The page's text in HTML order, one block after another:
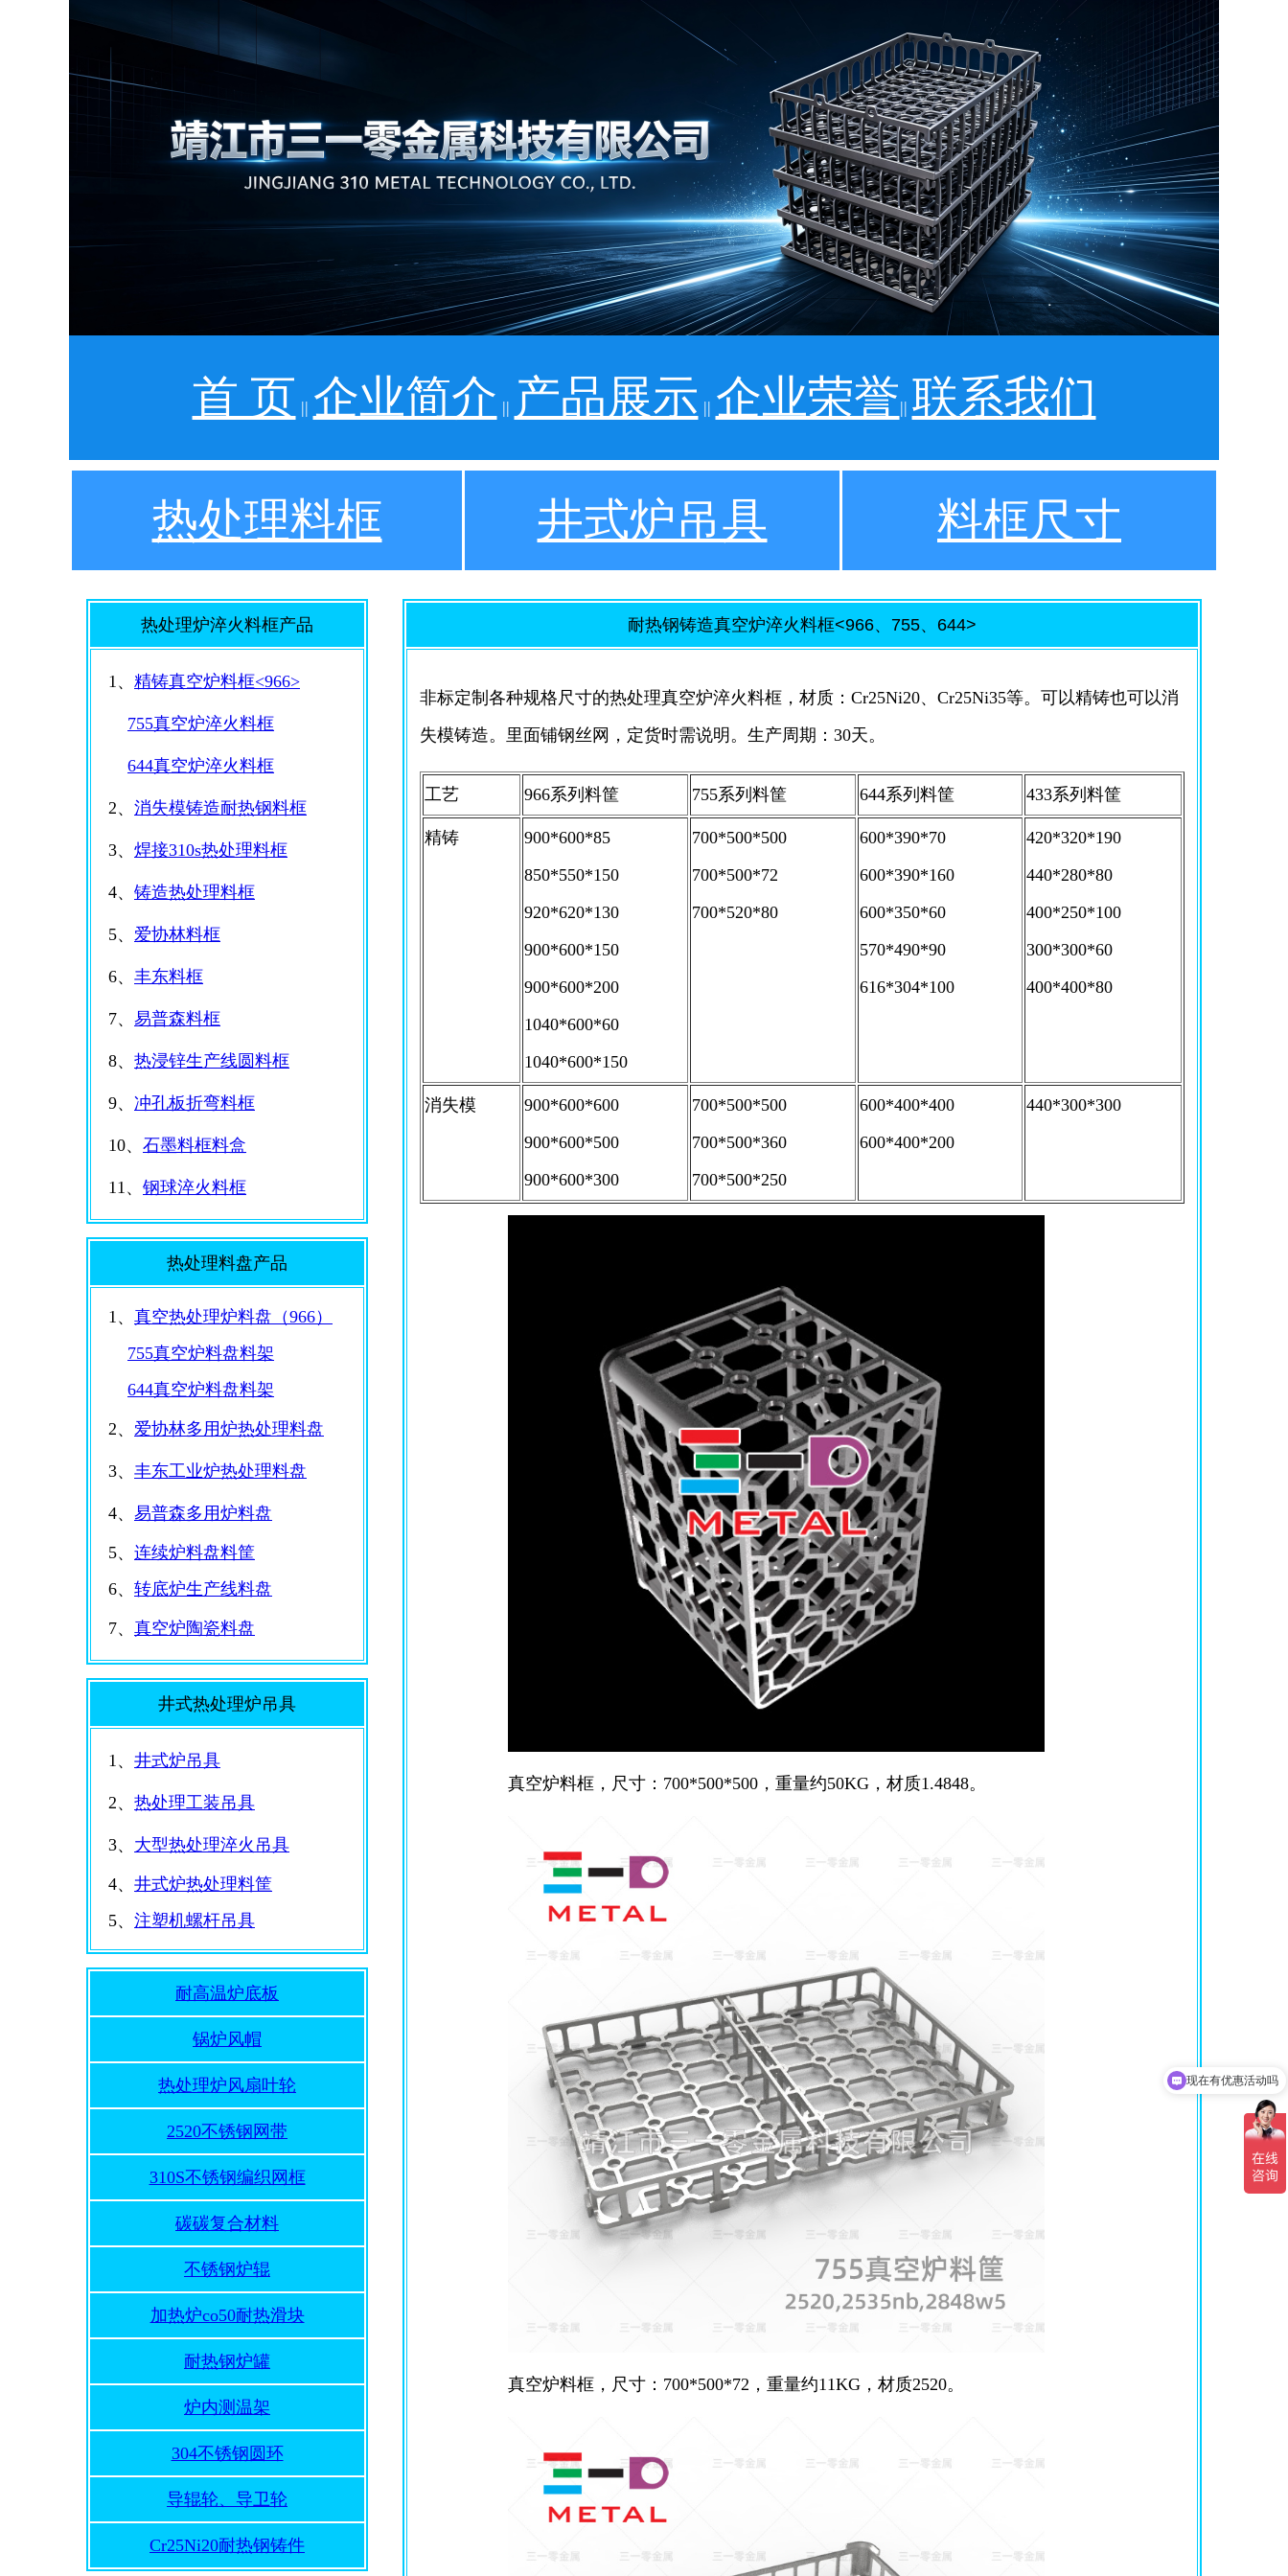
首 页 || 企业简介 || 产品展示 || 企业荣誉|| 联系我们
热处理料框 井式炉吊具 料框尺寸
热处理炉淬火料框产品
1、 精铸真空炉料框<966>
755真空炉淬火料框
644真空炉淬火料框
2、 消失模铸造耐热钢料框
3、 焊接310s热处理料框
4、 铸造热处理料框
5、 爱协林料框
6、 丰东料框
7、 易普森料框
8、 热浸锌生产线圆料框
9、 冲孔板折弯料框
10、 石墨料框料盒
11、 钢球淬火料框
热处理料盘产品
1、 真空热处理炉料盘（966）
755真空炉料盘料架
644真空炉料盘料架
2、 爱协林多用炉热处理料盘
3、 丰东工业炉热处理料盘
4、 易普森多用炉料盘
5、 连续炉料盘料筐
6、 转底炉生产线料盘
7、 真空炉陶瓷料盘
井式热处理炉吊具
1、 井式炉吊具
2、 热处理工装吊具
3、 大型热处理淬火吊具
4、 井式炉热处理料筐
5、 注塑机螺杆吊具
耐高温炉底板
锅炉风帽
热处理炉风扇叶轮
2520不锈钢网带
310S不锈钢编织网框
碳碳复合材料
不锈钢炉辊
加热炉co50耐热滑块
耐热钢炉罐
炉内测温架
304不锈钢圆环
导辊轮、导卫轮
Cr25Ni20耐热钢铸件
耐热钢铸造真空炉淬火料框<966、755、644>
非标定制各种规格尺寸的热处理真空炉淬火料框，材质：Cr25Ni20、Cr25Ni35等。可以精铸也可以消
失模铸造。里面铺钢丝网，定货时需说明。生产周期：30天。
工艺 966系列料筐 755系列料筐 644系列料筐 433系列料筐
精铸
900*600*85
850*550*150
920*620*130
900*600*150
900*600*200
1040*600*60
1040*600*150
700*500*500
700*500*72
700*520*80
600*390*70
600*390*160
600*350*60
570*490*90
616*304*100
420*320*190
440*280*80
400*250*100
300*300*60
400*400*80
消失模
900*600*600
900*600*500
900*600*300
700*500*500
700*500*360
700*500*250
600*400*400
600*400*200
440*300*300
真空炉料框，尺寸：700*500*500，重量约50KG，材质1.4848。
真空炉料框，尺寸：700*500*72，重量约11KG，材质2520。
可以介绍下你们的产品么
现在有优惠活动吗